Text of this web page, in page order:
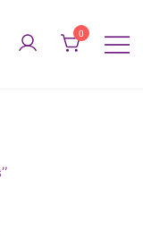
0